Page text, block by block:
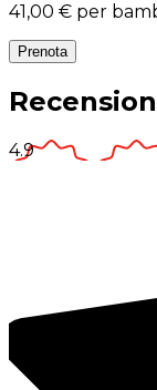
41,00 € per
Prenota
4.9